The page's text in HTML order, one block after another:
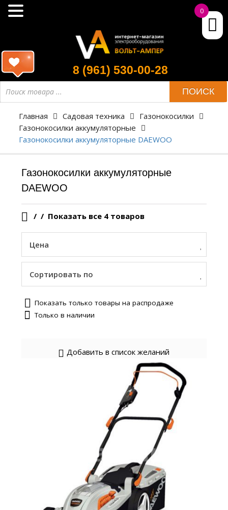
8 (961) 530-00-28
товара
ПОИСК
Главная Садовая техника
Газонокосилки
Газонокосилки аккумуляторные
Газонокосилки аккумуляторные DAEWOO
Газонокосилки аккумуляторные
DAEWOO
/ Показать все 4 товаров
Цена
Сортировать по
Показать только товары на распродаже
Только в наличии
Добавить в список желаний
0